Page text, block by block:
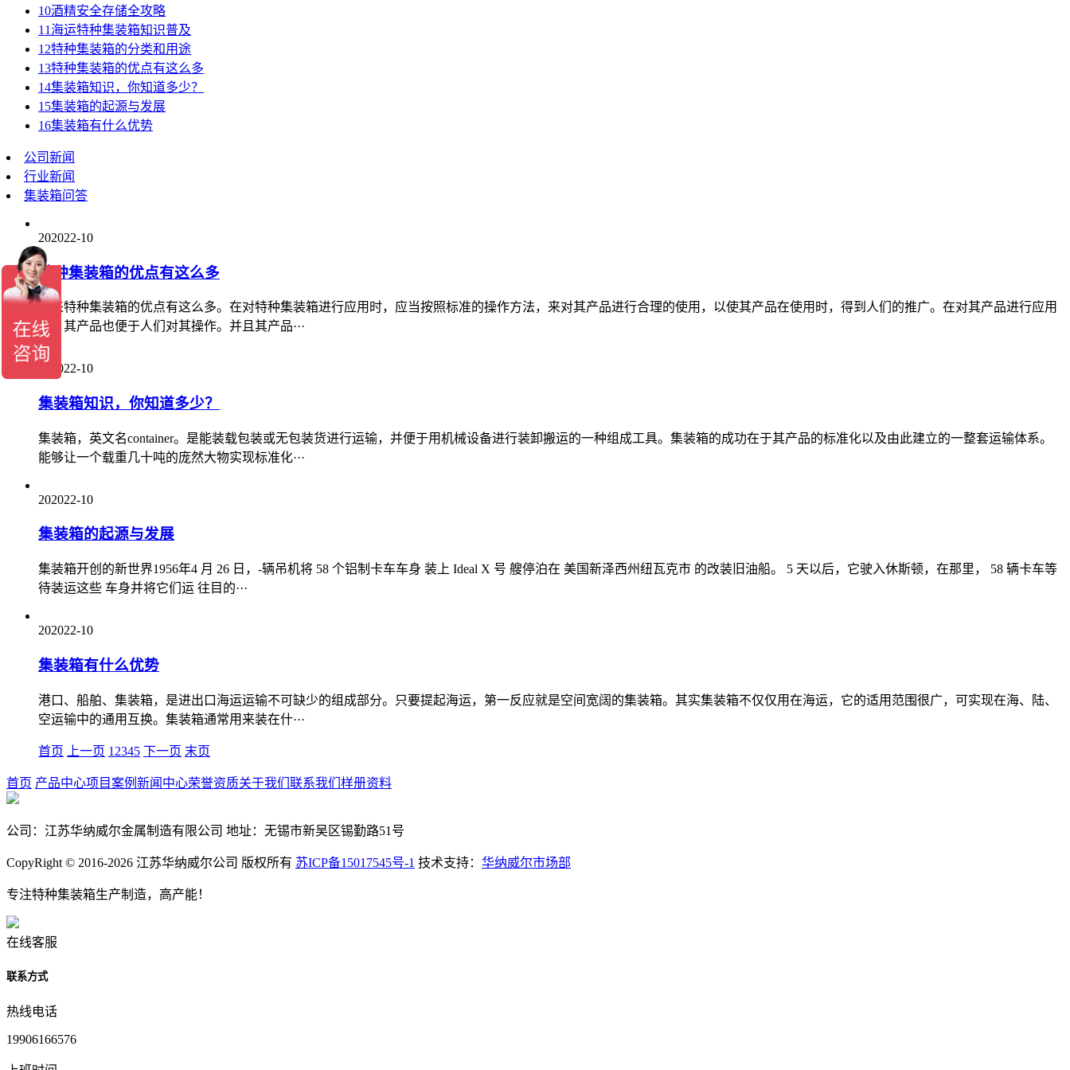
10酒精安全存储全攻略
11 海运特种集装箱知识普及
12特种集装箱的分类和用途
13特种集装箱的优点有这么多
14集装箱知识，你知道多少？
15集装箱的起源与发展
16集装箱有什么优势
公司新闻
行业新闻
集装箱问答
202022-10
特种集装箱的优点有这么多
原来特种集装箱的优点有这么多。在对特种集装箱进行应用时，应当按照标准的操作方法，来对其产品进行合理的使用，以使其产品在使用时，得到人们的推广。在对其产品进行应用
时，其产品也便于人们对其操作。并且其产品···
2022-10
集装箱知识，你知道多少？
集装箱，英文名container。是能装载包装或无包装货进行运输，并便于用机械设备进行装卸搬运的一种组成工具。集装箱的成功在于其产品的标准化以及由此建立的一整套运输体系。
能够让一个载重几十吨的庞然大物实现标准化···
202022-10
集装箱的起源与发展
集装箱开创的新世界1956年4 月 26 日，-辆吊机将 58 个铝制卡车车身 装上 Ideal X 号 艘停泊在 美国新泽西州纽瓦克市 的改装旧油船。 5 天以后，它驶入休斯顿，在那里， 58 辆卡车等
待装运这些 车身并将它们运 往目的···
202022-10
集装箱有什么优势
港口、船舶、集装箱，是进出口海运运输不可缺少的组成部分。只要提起海运，第一反应就是空间宽阔的集装箱。其实集装箱不仅仅用在海运，它的适用范围很广，可实现在海、陆、
空运输中的通用互换。集装箱通常用来装在什···
首页 上一页 1 2345 下一页 末页
首页 产品中心项目案例 新闻中心荣誉资质关于我们 联系我们 样册资料
公司：江苏华纳威尔金属制造有限公司 地址：无锡市新吴区锡勤路51号
CopyRight © 2016-2026 江苏华纳威尔公司 版权所有 苏ICP备15017545号-1 技术支持： 华纳威尔市场部
专注特种集装箱生产制造，高产能！
在线客服
联系方式
热线电话
19906166576